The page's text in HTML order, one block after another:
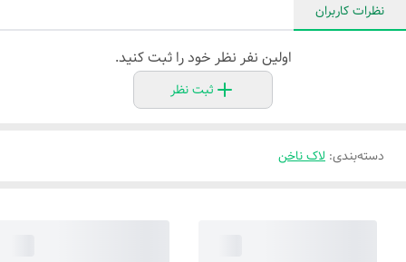
نظرات کاربران
اولین نفر نظر خود را ثبت کنید.
ثبت نظر
دسته‌بندی: لاک ناخن